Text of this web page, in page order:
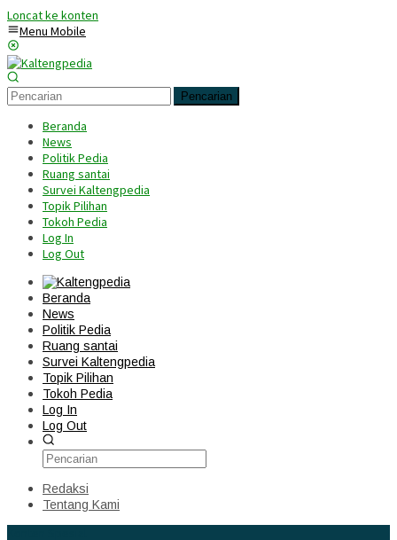
Loncat ke konten
Menu Mobile
Pencarian
Beranda
News
Politik Pedia
Ruang santai
Survei Kaltengpedia
Topik Pilihan
Tokoh Pedia
Log In
Log Out
Beranda
News
Politik Pedia
Ruang santai
Survei Kaltengpedia
Topik Pilihan
Tokoh Pedia
Log In
Log Out
Redaksi
Tentang Kami